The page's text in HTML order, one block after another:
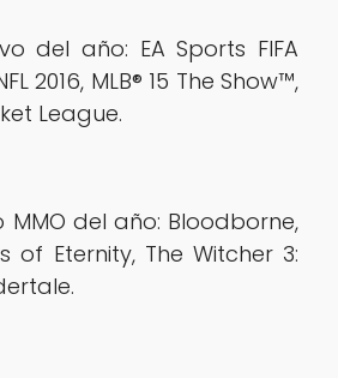
del año: EA Sports FIFA
2016, MLB® 15 The Show™,
League.
MMO del año: Bloodborne,
of Eternity, The Witcher 3: